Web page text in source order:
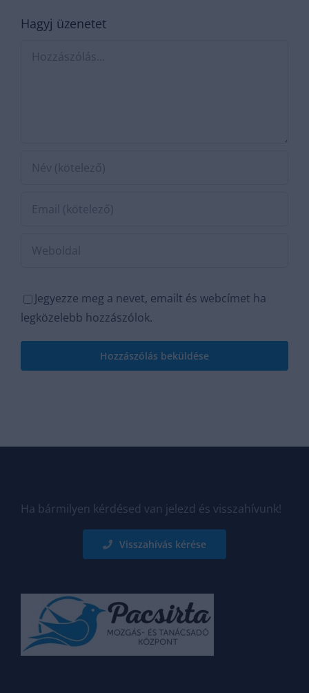
gyermekünket
Hagyj üzenetet
Hozzászólás
Jegyezze meg a nevet, emailt és webcímet ha
legközelebb hozzászólok.
Ha bármilyen kérdésed van jelezd és visszahívunk!
Visszahívás kérése